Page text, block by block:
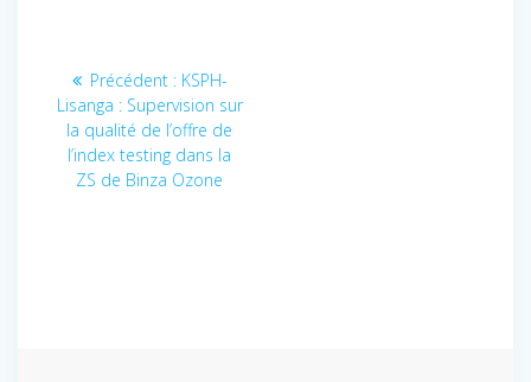
Navigation
l’article
Précédent : Article
précédent
:
KSPH-
Lisanga : Supervision sur
la qualité de l’offre de
l’index testing dans la
ZS de Binza Ozone